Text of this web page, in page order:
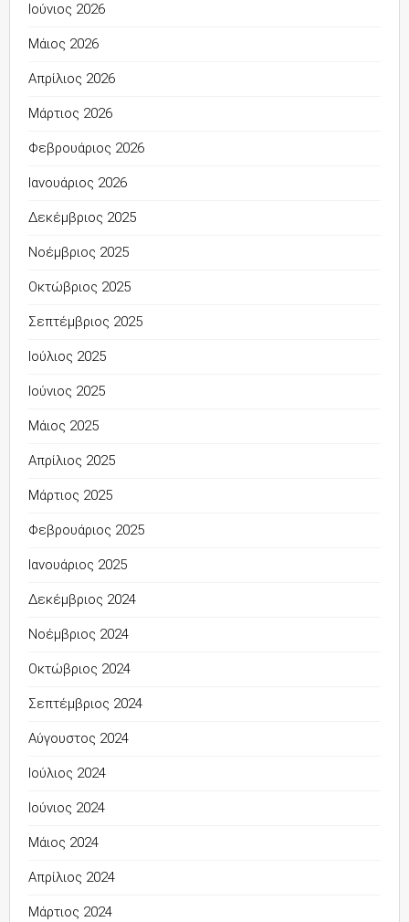
Ιούνιος 2026
Μάιος 2026
Απρίλιος 2026
Μάρτιος 2026
Φεβρουάριος 2026
Ιανουάριος 2026
Δεκέμβριος 2025
Νοέμβριος 2025
Οκτώβριος 2025
Σεπτέμβριος 2025
Ιούλιος 2025
Ιούνιος 2025
Μάιος 2025
Απρίλιος 2025
Μάρτιος 2025
Φεβρουάριος 2025
Ιανουάριος 2025
Δεκέμβριος 2024
Νοέμβριος 2024
Οκτώβριος 2024
Σεπτέμβριος 2024
Αύγουστος 2024
Ιούλιος 2024
Ιούνιος 2024
Μάιος 2024
Απρίλιος 2024
Μάρτιος 2024